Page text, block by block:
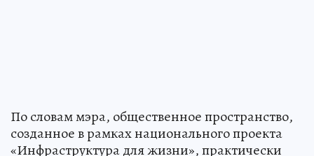
По словам мэра, общественное пространство,
созданное в рамках национального проекта
«Инфраструктура для жизни», практически